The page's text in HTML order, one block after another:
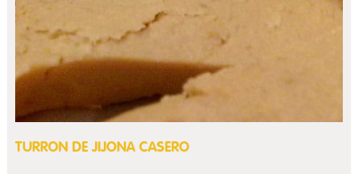
TURRON DE JIJONA CASERO